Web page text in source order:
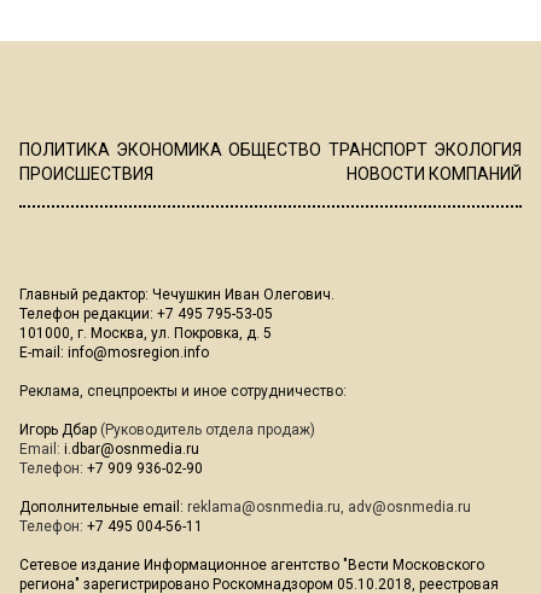
ПОЛИТИКА ЭКОНОМИКА ОБЩЕСТВО ТРАНСПОРТ ЭКОЛОГИЯ
ПРОИСШЕСТВИЯ
НОВОСТИ КОМПАНИЙ
Главный редактор: Чечушкин Иван Олегович.
Телефон редакции: +7 495 795-53-05
101000, г. Москва, ул. Покровка, д. 5
E-mail: info@mosregion.info
Реклама, спецпроекты и иное сотрудничество:
Игорь Дбар (Руководитель отдела продаж)
Email: i.dbar@osnmedia.ru
Телефон: +7 909 936-02-90
Дополнительные email: reklama@osnmedia.ru, adv@osnmedia.ru
Телефон: +7 495 004-56-11
Сетевое издание Информационное агентство "Вести Московского
региона" зарегистрировано Роскомнадзором 05.10.2018, реестровая